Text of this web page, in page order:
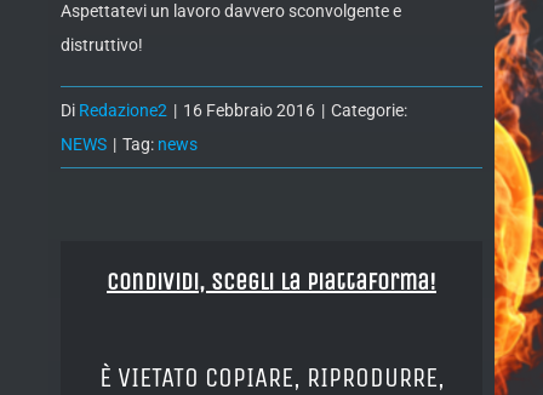
Aspettatevi un lavoro davvero sconvolgente e
distruttivo!
Di Redazione2 | 16 Febbraio 2016 | Categorie:
NEWS | Tag: news
Condividi, Scegli la piattaforma!
È VIETATO COPIARE, RIPRODURRE,